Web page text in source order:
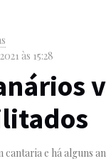
às 15:28
cantaria e há alguns